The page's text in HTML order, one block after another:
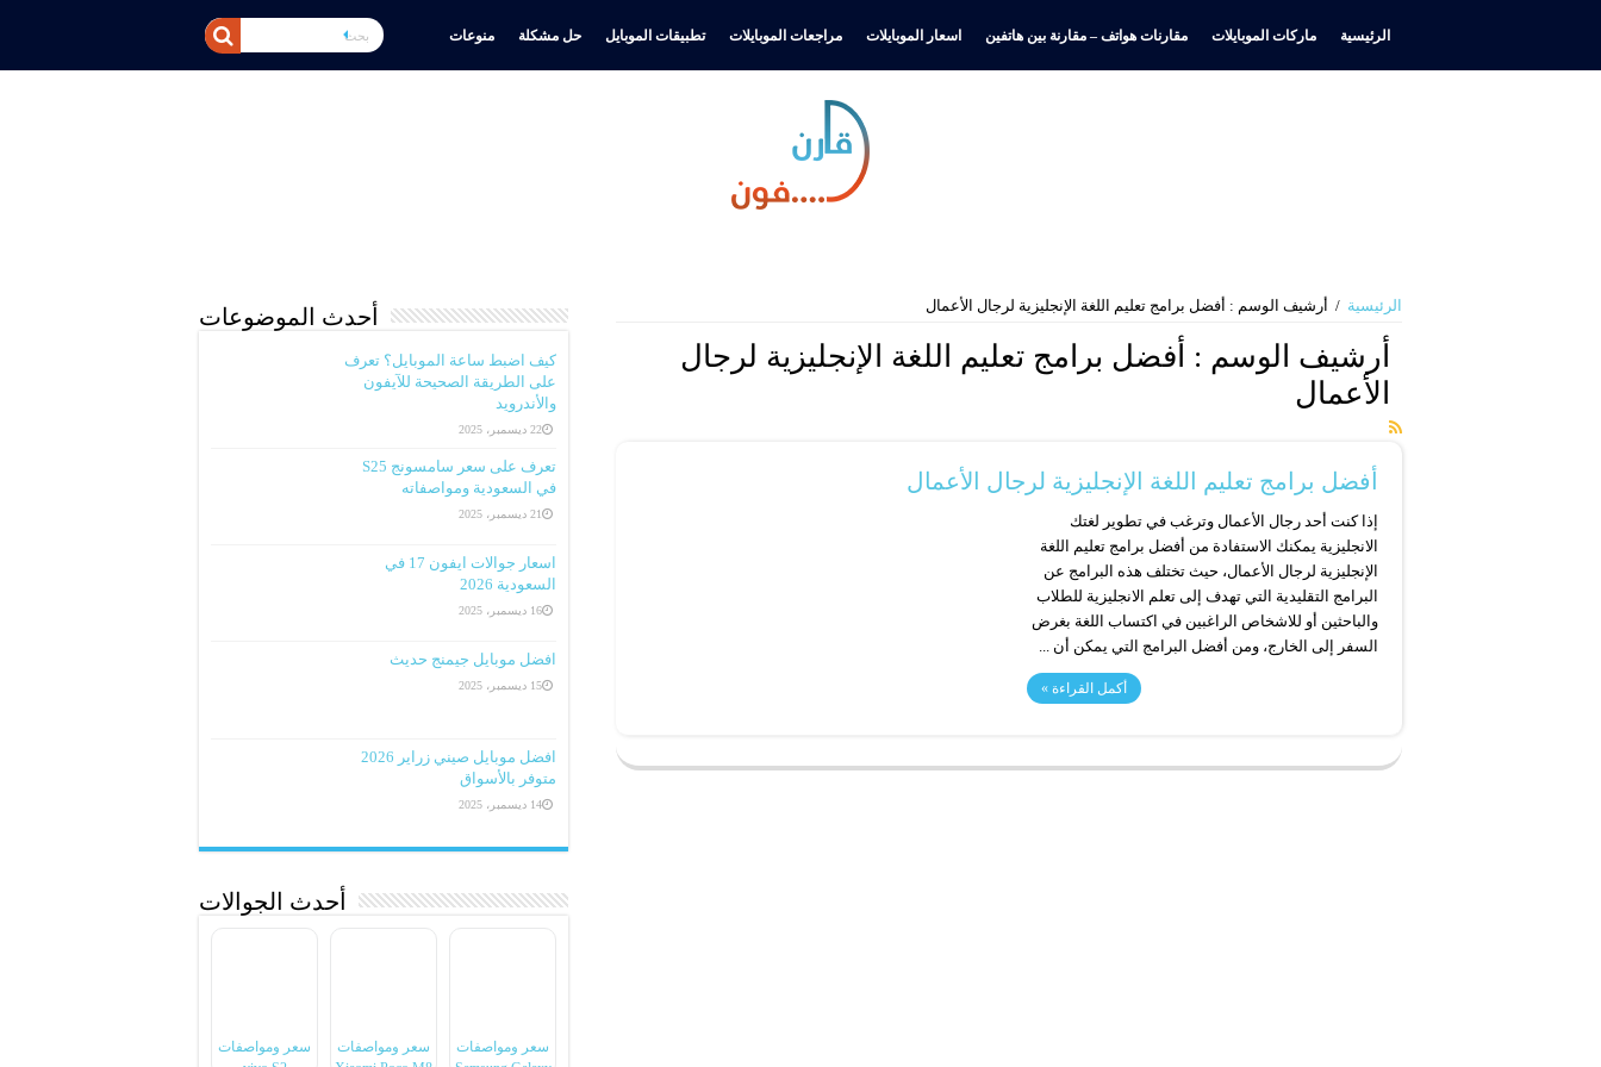
الرئيسية ماركات الموبايلات مقارنات هواتف – مقارنة بين هاتفين اسعار الموبايلات مراجعات الموبايلات تطبيقات الموبايل حل مشكلة منوعات
الرئيسية / أرشيف الوسم : أفضل برامج تعليم اللغة الإنجليزية لرجال الأعمال
أرشيف الوسم : أفضل برامج تعليم اللغة الإنجليزية لرجال
الأعمال
أفضل برامج تعليم اللغة الإنجليزية لرجال الأعمال
إذا كنت أحد رجال الأعمال وترغب في تطوير لغتك
الانجليزية يمكنك الاستفادة من أفضل برامج تعليم اللغة
الإنجليزية لرجال الأعمال، حيث تختلف هذه البرامج عن
البرامج التقليدية التي تهدف إلى تعلم الانجليزية للطلاب
والباحثين أو للاشخاص الراغبين في اكتساب اللغة بغرض
السفر إلى الخارج، ومن أفضل البرامج التي يمكن أن ...
أكمل القراءة »
أحدث الموضوعات
كيف اضبط ساعة الموبايل؟ تعرف
على الطريقة الصحيحة للآيفون
والأندرويد
22 ديسمبر، 2025
تعرف على سعر سامسونج S25
في السعودية ومواصفاته
21 ديسمبر، 2025
اسعار جوالات ايفون 17 في
السعودية 2026
16 ديسمبر، 2025
افضل موبايل جيمنج حديث
15 ديسمبر، 2025
افضل موبايل صيني زراير 2026
متوفر بالأسواق
14 ديسمبر، 2025
أحدث الجوالات
سعر ومواصفات
سعر ومواصفات
سعر ومواصفات